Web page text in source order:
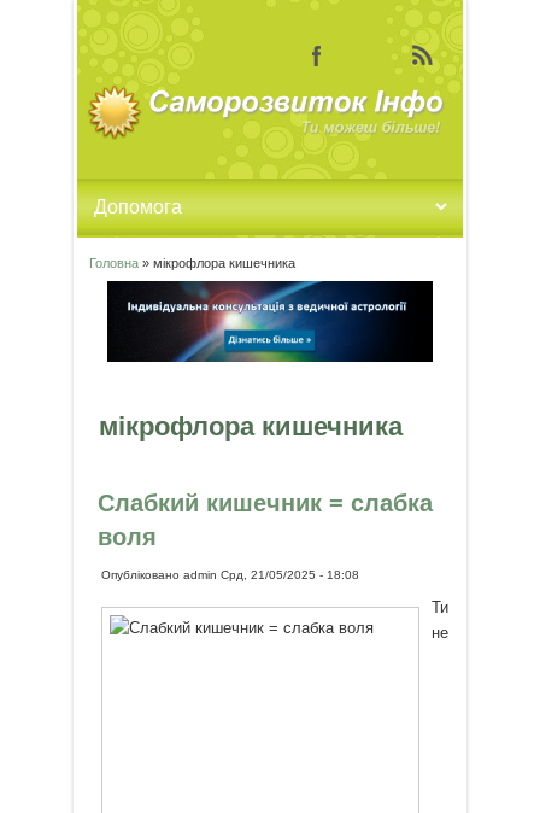
Ви є тут
Головна» мікрофлора кишечника
мікрофлора кишечника
Слабкий кишечник = слабка
воля
Опублікованоadmin Срд, 21/05/2025 - 18:08
Ти
не